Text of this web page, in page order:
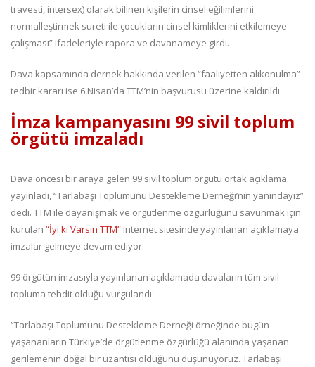
travesti, intersex) olarak bilinen kişilerin cinsel eğilimlerini
normalleştirmek sureti ile çocukların cinsel kimliklerini etkilemeye
çalışması” ifadeleriyle rapora ve davanameye girdi.
Dava kapsamında dernek hakkında verilen “faaliyetten alıkonulma”
tedbir kararı ise 6 Nisan’da TTM’nin başvurusu üzerine kaldırıldı.
İmza kampanyasını 99 sivil toplum
örgütü imzaladı
Dava öncesi bir araya gelen 99 sivil toplum örgütü ortak açıklama
yayınladı, “Tarlabaşı Toplumunu Destekleme Derneği’nin yanındayız”
dedi. TTM ile dayanışmak ve örgütlenme özgürlüğünü savunmak için
kurulan “İyi ki Varsın TTM” internet sitesinde yayınlanan açıklamaya
imzalar gelmeye devam ediyor.
99 örgütün imzasıyla yayınlanan açıklamada davaların tüm sivil
topluma tehdit olduğu vurgulandı:
“Tarlabaşı Toplumunu Destekleme Derneği örneğinde bugün
yaşananların Türkiye’de örgütlenme özgürlüğü alanında yaşanan
gerilemenin doğal bir uzantısı olduğunu düşünüyoruz. Tarlabaşı